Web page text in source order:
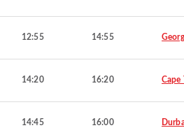
12:55 14:55
14:20 16:20 Cape
14:45 16:00